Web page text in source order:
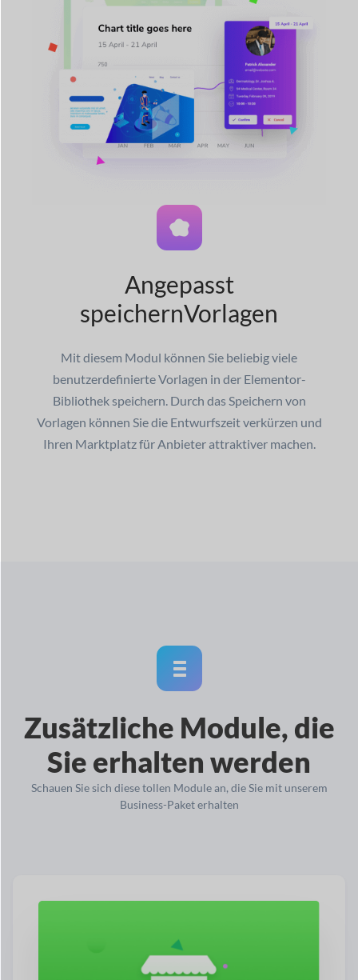
Angepasst
speichernVorlagen
Mit diesem Modul können Sie beliebig viele
benutzerdefinierte Vorlagen in der Elementor-
Bibliothek speichern. Durch das Speichern von
Vorlagen können Sie die Entwurfszeit verkürzen und
Ihren Marktplatz für Anbieter attraktiver machen.
Zusätzliche Module, die
Sie erhalten werden
Schauen Sie sich diese tollen Module an, die Sie mit unserem
Business-Paket erhalten